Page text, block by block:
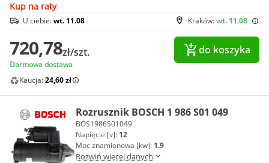
Kup na raty
Kraków:wt. 11.08
U ciebie:wt. 11.08
720,78zł/szt.
Darmowa dostawa
do koszyka
Kaucja:24,60 zł
Rozrusznik BOSCH 1 986 S01 049
BOS1986S01049
Napięcie [v]: 12
Moc znamionowa [kw]: 1.9
Rozwiń więcej danych